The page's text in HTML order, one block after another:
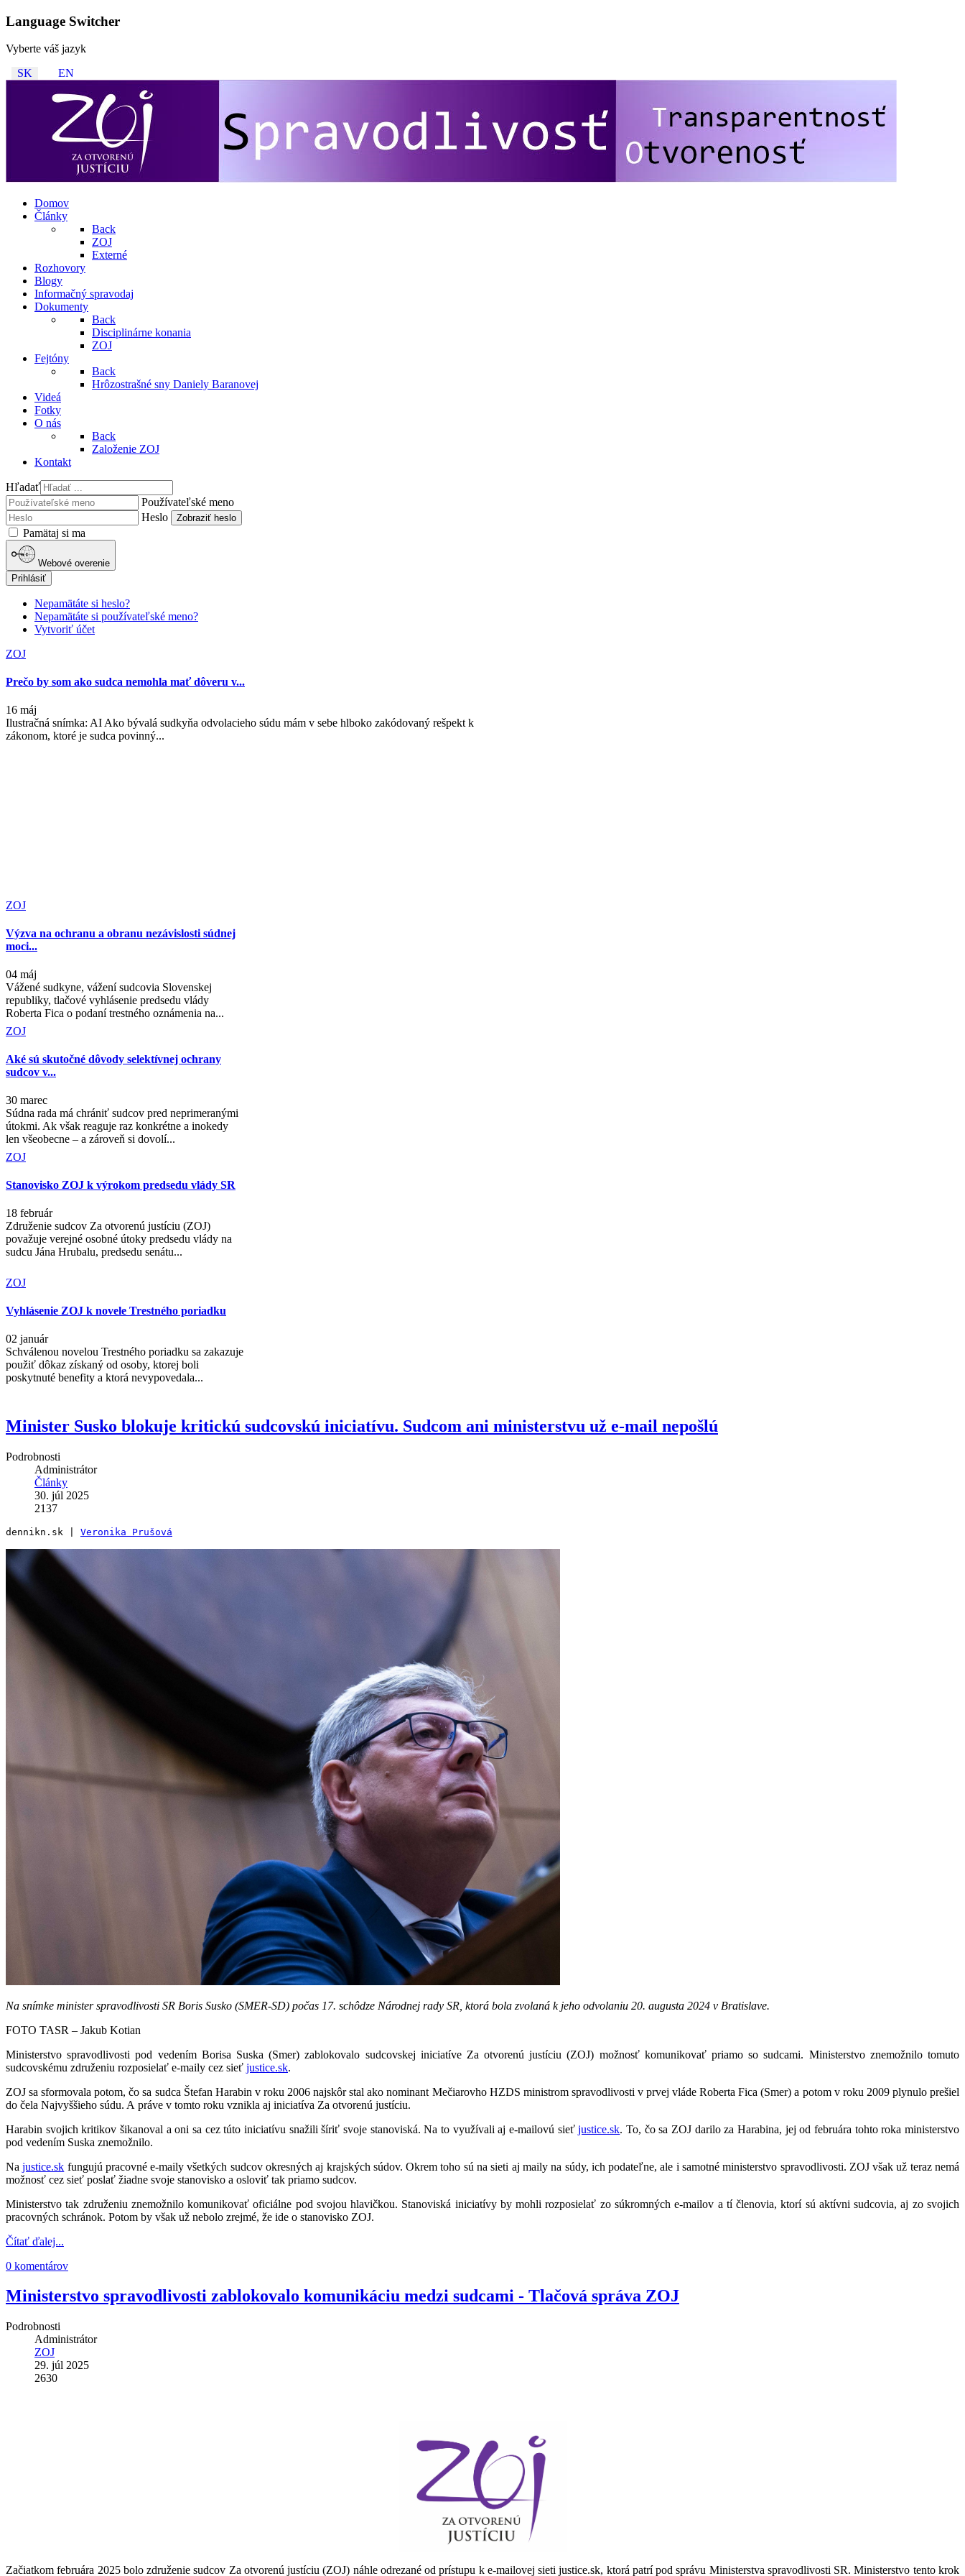
Language Switcher
Vyberte váš jazyk
SK
EN
Domov
Články
Back
ZOJ
Externé
Rozhovory
Blogy
Informačný spravodaj
Dokumenty
Back
Disciplinárne konania
ZOJ
Fejtóny
Back
Hrôzostrašné sny Daniely Baranovej
Videá
Fotky
O nás
Back
Založenie ZOJ
Kontakt
Hľadať
Používateľské meno
Heslo
Zobraziť heslo
Pamätaj si ma
Webové overenie
Prihlásiť
Nepamätáte si heslo?
Nepamätáte si používateľské meno?
Vytvoriť účet
ZOJ
Prečo by som ako sudca nemohla mať dôveru v...
16 máj
Ilustračná snímka: AI Ako bývalá sudkyňa odvolacieho súdu mám v sebe hlboko zakódovaný rešpekt k
zákonom, ktoré je sudca povinný...
ZOJ
Výzva na ochranu a obranu nezávislosti súdnej
moci...
04 máj
Vážené sudkyne, vážení sudcovia Slovenskej
republiky, tlačové vyhlásenie predsedu vlády
Roberta Fica o podaní trestného oznámenia na...
ZOJ
Aké sú skutočné dôvody selektívnej ochrany
sudcov v...
30 marec
Súdna rada má chrániť sudcov pred neprimeranými
útokmi. Ak však reaguje raz konkrétne a inokedy
len všeobecne – a zároveň si dovolí...
ZOJ
Stanovisko ZOJ k výrokom predsedu vlády SR
18 február
Združenie sudcov Za otvorenú justíciu (ZOJ)
považuje verejné osobné útoky predsedu vlády na
sudcu Jána Hrubalu, predsedu senátu...
ZOJ
Vyhlásenie ZOJ k novele Trestného poriadku
02 január
Schválenou novelou Trestného poriadku sa zakazuje
použiť dôkaz získaný od osoby, ktorej boli
poskytnuté benefity a ktorá nevypovedala...
Minister Susko blokuje kritickú sudcovskú iniciatívu. Sudcom ani ministerstvu už e-mail nepošlú
Podrobnosti
Administrátor
Články
30. júl 2025
2137
dennikn.sk | Veronika Prušová
Na snímke minister spravodlivosti SR Boris Susko (SMER-SD) počas 17. schôdze Národnej rady SR, ktorá bola zvolaná k jeho odvolaniu 20. augusta 2024 v Bratislave.
FOTO TASR – Jakub Kotian
Ministerstvo spravodlivosti pod vedením Borisa Suska (Smer) zablokovalo sudcovskej iniciatíve Za otvorenú justíciu (ZOJ) možnosť komunikovať priamo so sudcami. Ministerstvo znemožnilo tomuto
sudcovskému združeniu rozposielať e-maily cez sieť justice.sk.
ZOJ sa sformovala potom, čo sa sudca Štefan Harabin v roku 2006 najskôr stal ako nominant Mečiarovho HZDS ministrom spravodlivosti v prvej vláde Roberta Fica (Smer) a potom v roku 2009 plynulo prešiel
do čela Najvyššieho súdu. A práve v tomto roku vznikla aj iniciatíva Za otvorenú justíciu.
Harabin svojich kritikov šikanoval a oni sa cez túto iniciatívu snažili šíriť svoje stanoviská. Na to využívali aj e-mailovú sieťjustice.sk. To, čo sa ZOJ darilo za Harabina, jej od februára tohto roka ministerstvo
pod vedením Suska znemožnilo.
Na justice.sk fungujú pracovné e-maily všetkých sudcov okresných aj krajských súdov. Okrem toho sú na sieti aj maily na súdy, ich podateľne, ale i samotné ministerstvo spravodlivosti. ZOJ však už teraz nemá
možnosť cez sieť poslať žiadne svoje stanovisko a osloviť tak priamo sudcov.
Ministerstvo tak združeniu znemožnilo komunikovať oficiálne pod svojou hlavičkou. Stanoviská iniciatívy by mohli rozposielať zo súkromných e-mailov a tí členovia, ktorí sú aktívni sudcovia, aj zo svojich
pracovných schránok. Potom by však už nebolo zrejmé, že ide o stanovisko ZOJ.
Čítať ďalej...
0 komentárov
Ministerstvo spravodlivosti zablokovalo komunikáciu medzi sudcami - Tlačová správa ZOJ
Podrobnosti
Administrátor
ZOJ
29. júl 2025
2630
Začiatkom februára 2025 bolo združenie sudcov Za otvorenú justíciu (ZOJ) náhle odrezané od prístupu k e-mailovej sieti justice.sk, ktorá patrí pod správu Ministerstva spravodlivosti SR. Ministerstvo tento krok